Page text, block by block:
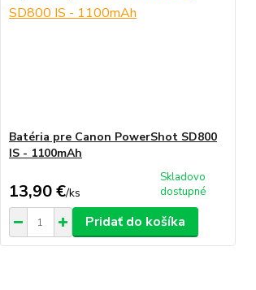
Batéria pre Canon PowerShot SD800
IS - 1100mAh
13,90 €/ks
Skladovo
dostupné
Pridať do košíka